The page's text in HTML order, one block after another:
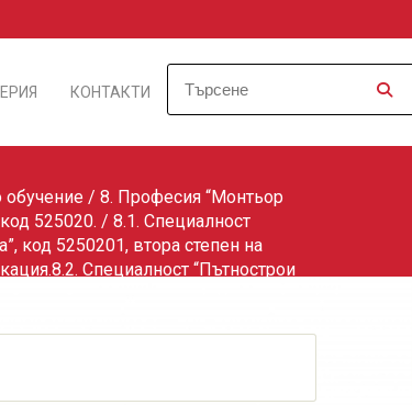
КОНТАКТИ
/ 8. Професия “Монтьор
525020. / 8.1. Специалност
код 5250201, втора степен на
Специалност “Пътнострои